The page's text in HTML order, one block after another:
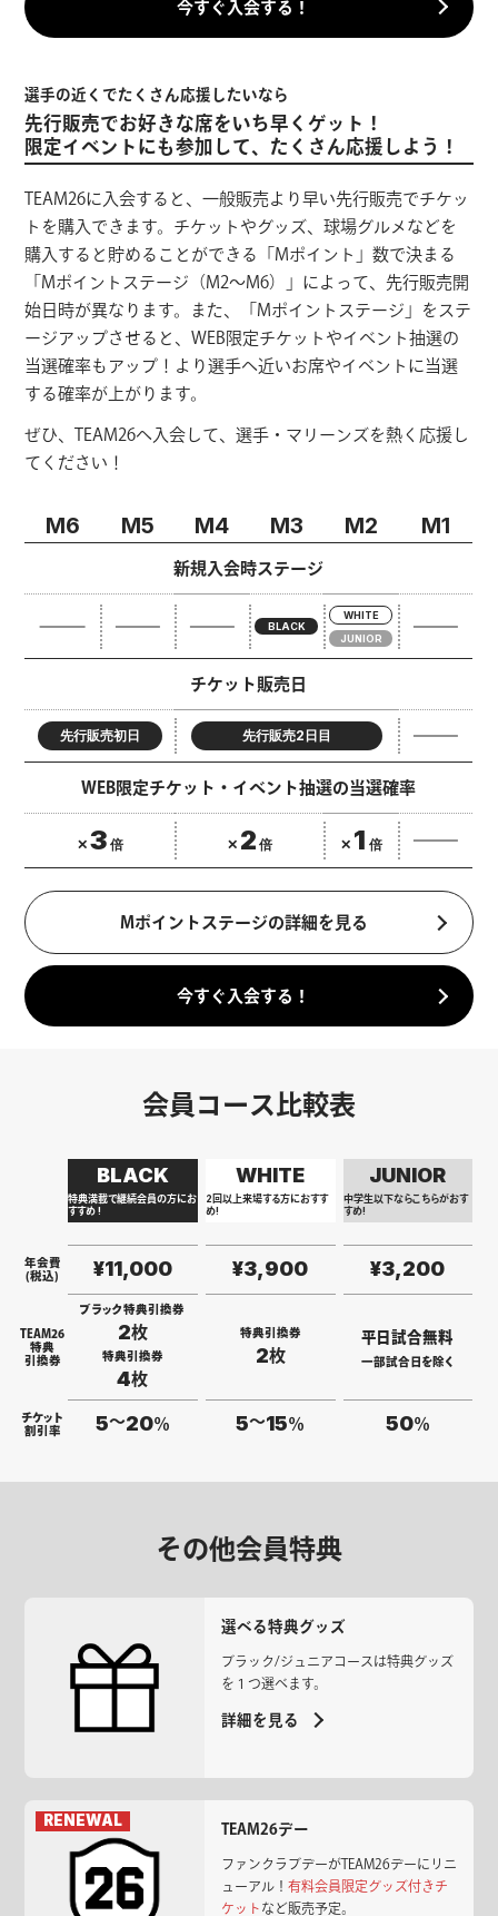
今すぐ入会する！
選手の近くでたくさん応援したいなら
先行販売でお好きな席をいち早くゲット！
限定イベントにも参加して、たくさん応援しよう！
TEAM26に入会すると、一般販売より早い先行販売でチケッ
トを購入できます。チケットやグッズ、球場グルメなどを
購入すると貯めることができる「Mポイント」数で決まる
「Mポイントステージ（M2～M6）」によって、先行販売開
始日時が異なります。また、「Mポイントステージ」をステ
ージアップさせると、WEB限定チケットやイベント抽選の
当選確率もアップ！より選手へ近いお席やイベントに当選
する確率が上がります。
ぜひ、TEAM26へ入会して、選手・マリーンズを熱く応援し
てください！
M6 M5 M4 M3 M2 M1
新規入会時ステージ
BLACK
WHITE
JUNIOR
チケット販売日
先行販売初日 先行販売2日目
WEB限定チケット・イベント抽選の当選確率
✕ 3 倍 ✕ 2 倍 ✕ 1 倍
Mポイントステージの詳細を見る
今すぐ入会する！
会員コース比較表
BLACK
特典満載で継続会員の方にお
すすめ !
WHITE
2回以上来場する方におすす
め!
JUNIOR
中学生以下ならこちらがおす
すめ!
年会費
(税込)
¥11,000 ¥3,900 ¥3,200
TEAM26
特典
引換券
ブラック特典引換券
2枚
特典引換券
4枚
特典引換券
2枚
平日試合無料
一部試合日を除く
チケット
割引率
5〜20％ 5〜15％ 50％
その他会員特典
選べる特典グッズ
ブラック/ジュニアコースは特典グッズ
を１つ選べます。
詳細を見る
TEAM26デー
ファンクラブデーがTEAM26デーにリニ
ューアル！ 有料会員限定グッズ付きチ
ケット など販売予定。